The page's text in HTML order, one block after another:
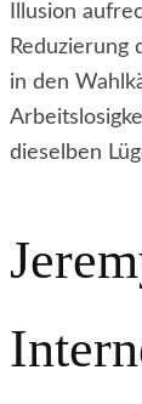
Illusion
Reduzierung
in den
dieselben